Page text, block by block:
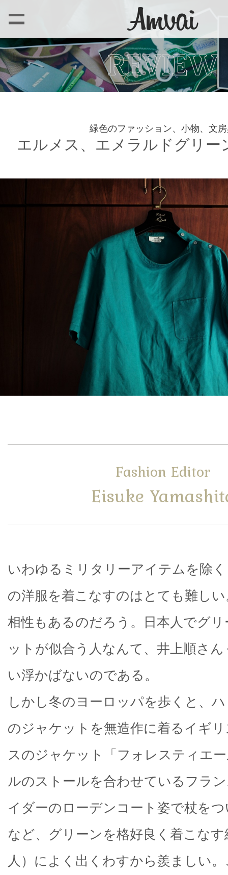
緑色のファッション、小物、文
エルメス、エメラルドグリー
Fashion Editor
Eisuke
いわゆるミリタリーアイテムを除
の洋服を着こなすのはとても難し
相性もあるのだろう。日本人でグ
ットが似合う人なんて、井上順さ
い浮かばないのである。
しかし冬のヨーロッパを歩くと、
のジャケットを無造作に着るイギ
スのジャケット「フォレスティエ
ルのストールを合わせているフラ
イダーのローデンコート姿で杖を
など、グリーンを格好良く着こな
人）によく出くわすから羨ましい